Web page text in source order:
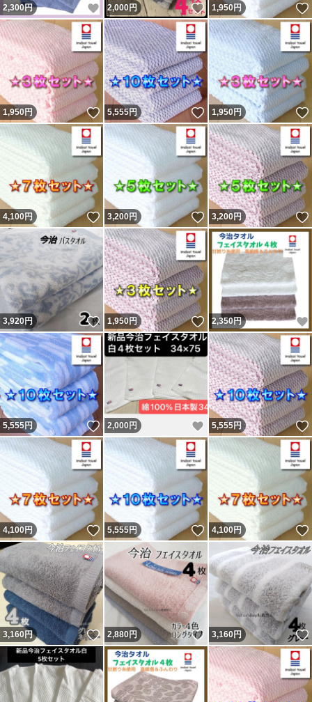
2,300円 いいね！
2,000円 いいね！
1,950円
1,950円 いいね！
5,555円 いいね！
1,950円
4,100円 いいね！
3,200円 いいね！
3,200円
3,920円 いいね！
1,950円 いいね！
2,350円
5,555円 いいね！
2,000 円 いいね！
5,555円
4,100円 いいね！
5,555円 いいね！
4,100円
3,160円 いいね！
2,880円 いいね！
3,160円